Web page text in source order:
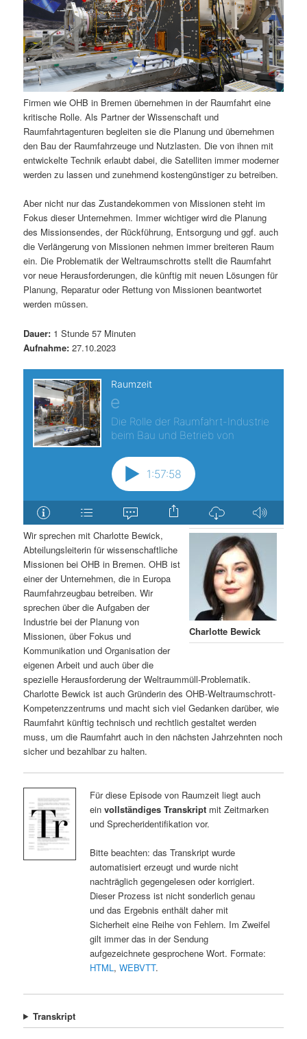
Firmen wie OHB in Bremen übernehmen in der Raumfahrt eine
kritische Rolle. Als Partner der Wissenschaft und
Raumfahrtagenturen begleiten sie die Planung und übernehmen
den Bau der Raumfahrzeuge und Nutzlasten. Die von ihnen mit
entwickelte Technik erlaubt dabei, die Satelliten immer moderner
werden zu lassen und zunehmend kostengünstiger zu betreiben.
Aber nicht nur das Zustandekommen von Missionen steht im
Fokus dieser Unternehmen. Immer wichtiger wird die Planung
des Missionsendes, der Rückführung, Entsorgung und ggf. auch
die Verlängerung von Missionen nehmen immer breiteren Raum
ein. Die Problematik der Weltraumschrotts stellt die Raumfahrt
vor neue Herausforderungen, die künftig mit neuen Lösungen für
Planung, Reparatur oder Rettung von Missionen beantwortet
werden müssen.
Dauer: 1 Stunde 57 Minuten
Aufnahme: 27.10.2023
Charlotte Bewick
Wir sprechen mit Charlotte Bewick,
Abteilungsleiterin für wissenschaftliche
Missionen bei OHB in Bremen. OHB ist
einer der Unternehmen, die in Europa
Raumfahrzeugbau betreiben. Wir
sprechen über die Aufgaben der
Industrie bei der Planung von
Missionen, über Fokus und
Kommunikation und Organisation der
eigenen Arbeit und auch über die
spezielle Herausforderung der Weltraummüll-Problematik.
Charlotte Bewick ist auch Gründerin des OHB-Weltraumschrott-
Kompetenzzentrums und macht sich viel Gedanken darüber, wie
Raumfahrt künftig technisch und rechtlich gestaltet werden
muss, um die Raumfahrt auch in den nächsten Jahrzehnten noch
sicher und bezahlbar zu halten.
Für diese Episode von Raumzeit liegt auch
ein vollständiges Transkriptmit Zeitmarken
und Sprecheridentifikation vor.
Bitte beachten: das Transkript wurde
automatisiert erzeugt und wurde nicht
nachträglich gegengelesen oder korrigiert.
Dieser Prozess ist nicht sonderlich genau
und das Ergebnis enthält daher mit
Sicherheit eine Reihe von Fehlern. Im Zweifel
gilt immer das in der Sendung
aufgezeichnete gesprochene Wort. Formate:
HTML, WEBVTT.
Transkript